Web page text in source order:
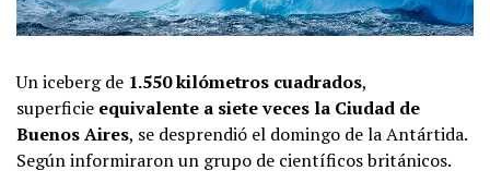
Un iceberg de 1.550 kilómetros cuadrados,
superficie equivalente a siete veces la Ciudad de
Buenos Aires, se desprendió el domingo de la Antártida.
Según informiraron un grupo de científicos británicos.